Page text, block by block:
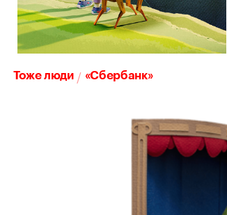
Тоже люди/ «Сбербанк»